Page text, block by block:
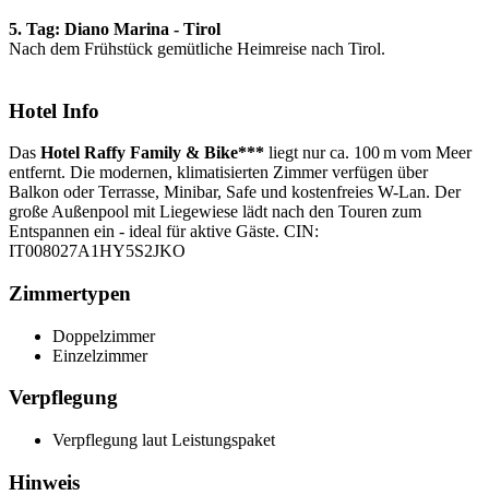
5. Tag: Diano Marina - Tirol
Nach dem Frühstück gemütliche Heimreise nach Tirol.
Hotel Info
Das Hotel Raffy Family & Bike*** liegt nur ca. 100 m vom Meer
entfernt. Die modernen, klimatisierten Zimmer verfügen über
Balkon oder Terrasse, Minibar, Safe und kostenfreies W-Lan. Der
große Außenpool mit Liegewiese lädt nach den Touren zum
Entspannen ein - ideal für aktive Gäste. CIN:
IT008027A1HY5S2JKO
Zimmertypen
Doppelzimmer
Einzelzimmer
Verpflegung
Verpflegung laut Leistungspaket
Hinweis